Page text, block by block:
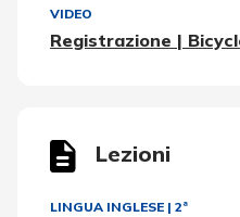
VIDEO
Registrazione |
Lezioni
LINGUA INGLESE | 2ª